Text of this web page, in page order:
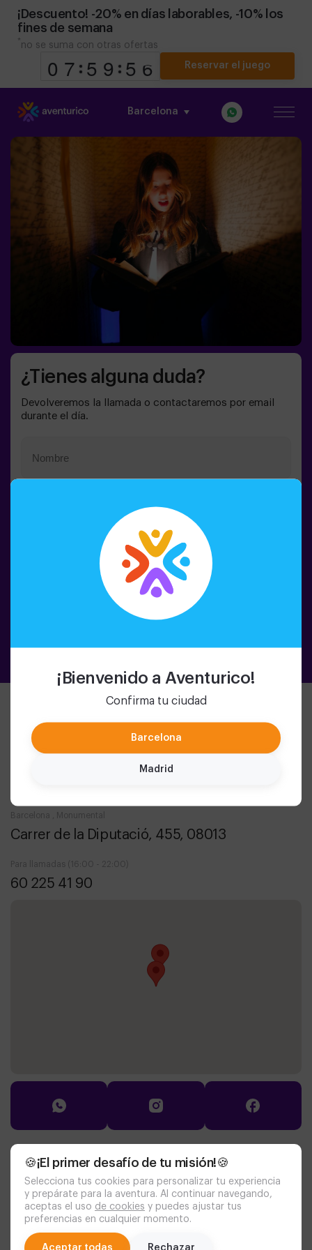
🍪¡El primer desafío de tu misión!🍪
Selecciona tus cookies para personalizar tu experiencia
y prepárate para la aventura. Al continuar navegando,
aceptas el uso de cookies y puedes ajustar tus
preferencias en cualquier momento.
Aceptar todas Rechazar
¡Bienvenido a Aventurico!
Confirma tu ciudad
Barcelona
Madrid
¡Descuento! -20% en días laborables, -10% los
fines de semana
* no se suma con otras ofertas
9
9
0
0 8
7
7 0
5
5 0
9
9
Reservar el juego
Barcelona
¿Tienes alguna duda?
Devolveremos la llamada o contactaremos por email
durante el día.
Pulsando el botón de la campana, aceptas el
procesamiento de datos
Pedir la llamada
Contacto
Barcelona , Monumental
Carrer de la Diputació, 455, 08013
Para llamadas (16:00 - 22:00)
60 225 41 90
Documentación
política de cookies
politica de privacidad
Aventurico